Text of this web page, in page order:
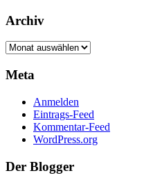
Archiv
Archiv
Meta
Anmelden
Eintrags-Feed
Kommentar-Feed
WordPress.org
Der Blogger